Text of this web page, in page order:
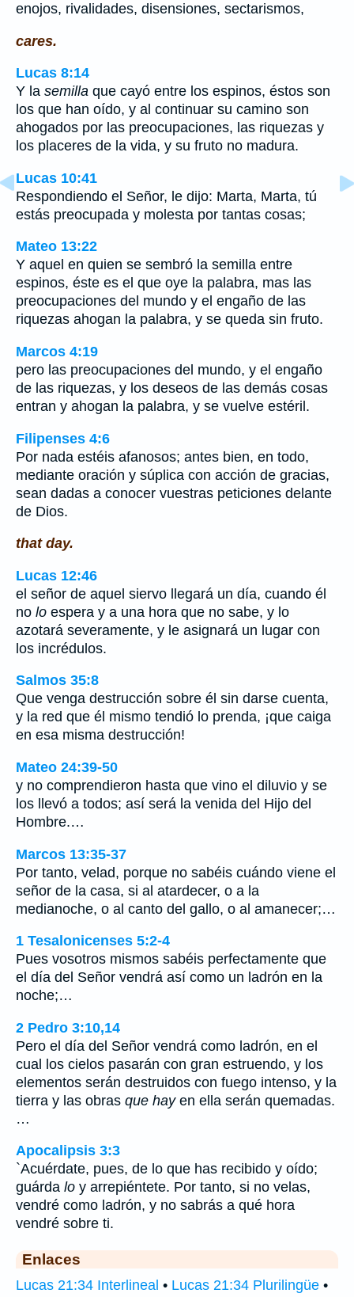
enojos, rivalidades, disensiones, sectarismos,
cares.
Lucas 8:14
Y la semilla que cayó entre los espinos, éstos son
los que han oído, y al continuar su camino son
ahogados por las preocupaciones, las riquezas y
los placeres de la vida, y su fruto no madura.
Lucas 10:41
Respondiendo el Señor, le dijo: Marta, Marta, tú
estás preocupada y molesta por tantas cosas;
Mateo 13:22
Y aquel en quien se sembró la semilla entre
espinos, éste es el que oye la palabra, mas las
preocupaciones del mundo y el engaño de las
riquezas ahogan la palabra, y se queda sin fruto.
Marcos 4:19
pero las preocupaciones del mundo, y el engaño
de las riquezas, y los deseos de las demás cosas
entran y ahogan la palabra, y se vuelve estéril.
Filipenses 4:6
Por nada estéis afanosos; antes bien, en todo,
mediante oración y súplica con acción de gracias,
sean dadas a conocer vuestras peticiones delante
de Dios.
that day.
Lucas 12:46
el señor de aquel siervo llegará un día, cuando él
no lo espera y a una hora que no sabe, y lo
azotará severamente, y le asignará un lugar con
los incrédulos.
Salmos 35:8
Que venga destrucción sobre él sin darse cuenta,
y la red que él mismo tendió lo prenda, ¡que caiga
en esa misma destrucción!
Mateo 24:39-50
y no comprendieron hasta que vino el diluvio y se
los llevó a todos; así será la venida del Hijo del
Hombre.…
Marcos 13:35-37
Por tanto, velad, porque no sabéis cuándo viene el
señor de la casa, si al atardecer, o a la
medianoche, o al canto del gallo, o al amanecer;…
1 Tesalonicenses 5:2-4
Pues vosotros mismos sabéis perfectamente que
el día del Señor vendrá así como un ladrón en la
noche;…
2 Pedro 3:10,14
Pero el día del Señor vendrá como ladrón, en el
cual los cielos pasarán con gran estruendo, y los
elementos serán destruidos con fuego intenso, y la
tierra y las obras que hayen ella serán quemadas.
…
Apocalipsis 3:3
`Acuérdate, pues, de lo que has recibido y oído;
guárda lo y arrepiéntete. Por tanto, si no velas,
vendré como ladrón, y no sabrás a qué hora
vendré sobre ti.
Enlaces
Lucas 21:34 Interlineal • Lucas 21:34 Plurilingüe •